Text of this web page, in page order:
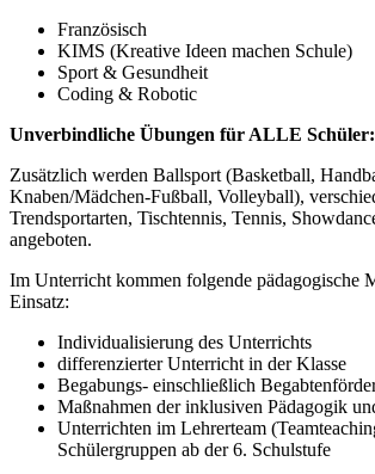
Französisch
KIMS (Kreative Ideen machen Schule)
Sport & Gesundheit
Coding & Robotic
Unverbindliche Übungen für ALLE
Zusätzlich werden Ballsport (Basketball,
Knaben/Mädchen-Fußball, Volleyball),
Trendsportarten, Tischtennis, Tennis,
angeboten.
Im Unterricht kommen folgende pädagogische
Einsatz:
Individualisierung des Unterrichts
differenzierter Unterricht in der Klasse
Begabungs- einschließlich
Maßnahmen der inklusiven Pädagogik
Unterrichten im Lehrerteam
Schülergruppen ab der 6. Schulstufe